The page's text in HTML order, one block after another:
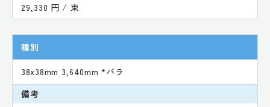
29,330 円 / 束
種別
38x38mm 3,640mm *バラ
備考